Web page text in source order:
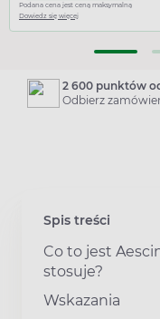
Podana cena jest ceną maksymalną
Dowiedz się więcej
2 600 punktów
Odbierz
Spis treści
Co to jest
stosuje?
Wskazania